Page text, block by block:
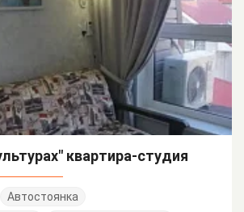
квартира-студия
Автостоянка